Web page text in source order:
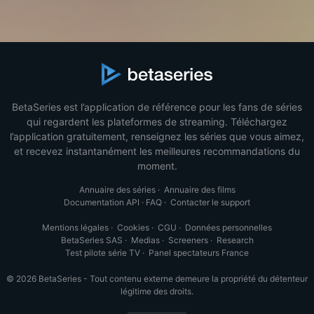
BetaSeries est l’application de référence pour les fans de séries
qui regardent les plateformes de streaming. Téléchargez
l’application gratuitement, renseignez les séries que vous aimez,
et recevez instantanément les meilleures recommandations du
moment.
Annuaire des séries· Annuaire des films
Documentation API · FAQ · Contacter le support
Mentions légales · Cookies · CGU · Données personnelles
BetaSeries SAS · Medias· Screeners· Research
Test pilote série TV · Panel spectateurs France
© 2026 BetaSeries - Tout contenu externe demeure la propriété du détenteur
légitime des droits.